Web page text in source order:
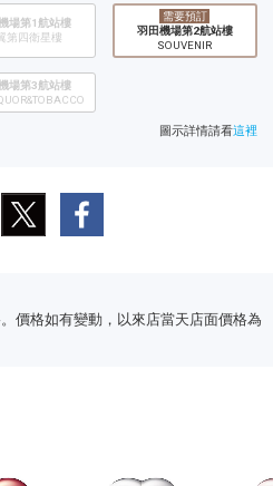
場第1航站樓
第四衛星樓
需要預訂
羽田機場第2航站樓
SOUVENIR
場第3航站樓
圖示詳情請看這裡
價格如有變動，以來店當天店面價格為